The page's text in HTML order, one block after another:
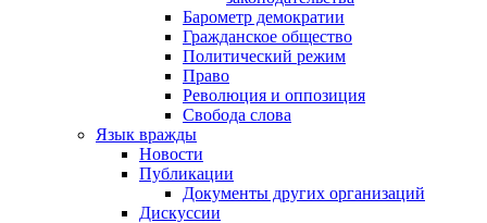
Барометр демократии
Гражданское общество
Политический режим
Право
Революция и оппозиция
Свобода слова
Язык вражды
Новости
Публикации
Документы других организаций
Дискуссии